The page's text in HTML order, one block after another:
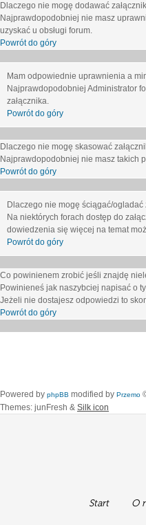
Dlaczego nie mogę dodawać
Najprawdopodobniej nie masz
uzyskać u obsługi forum.
Powrót do góry
Mam odpowiednie uprawnienia a
Najprawdopodobniej Administrator
załącznika.
Powrót do góry
Dlaczego nie mogę skasować
Najprawdopodobniej nie masz takich
Powrót do góry
Dlaczego nie mogę ściągać/ogladać
Na niektórych forach dostęp do
dowiedzenia się więcej na temat
Powrót do góry
Co powinienem zrobić jeśli znajdę
Powinieneś jak naszybciej napisać o
Jeżeli nie dostajesz odpowiedzi to
Powrót do góry
Powered by phpBB modified by Przemo
Themes: junFresh & Silk icon
Start O